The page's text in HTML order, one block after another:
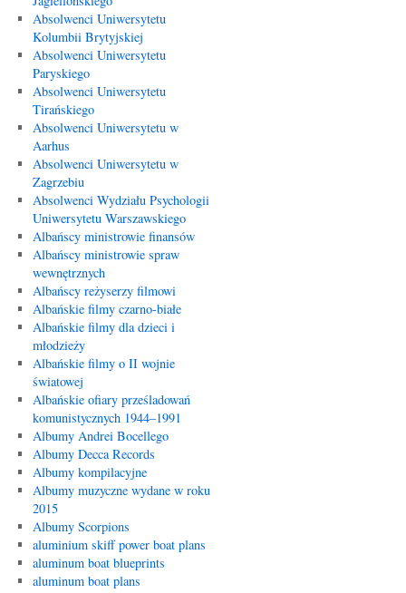
Absolwenci Uniwersytetu
Kolumbii Brytyjskiej
Absolwenci Uniwersytetu
Paryskiego
Absolwenci Uniwersytetu
Tirańskiego
Absolwenci Uniwersytetu w
Aarhus
Absolwenci Uniwersytetu w
Zagrzebiu
Absolwenci Wydziału Psychologii
Uniwersytetu Warszawskiego
Albańscy ministrowie finansów
Albańscy ministrowie spraw
wewnętrznych
Albańscy reżyserzy filmowi
Albańskie filmy czarno-białe
Albańskie filmy dla dzieci i
młodzieży
Albańskie filmy o II wojnie
światowej
Albańskie ofiary prześladowań
komunistycznych 1944–1991
Albumy Andrei Bocellego
Albumy Decca Records
Albumy kompilacyjne
Albumy muzyczne wydane w roku
2015
Albumy Scorpions
aluminium skiff power boat plans
aluminum boat blueprints
aluminum boat plans